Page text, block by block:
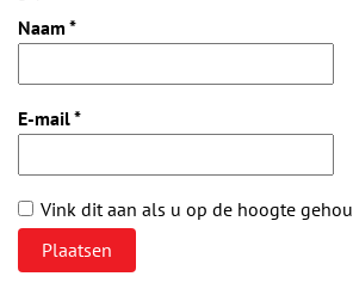
Naam *
E-mail*
Vink dit aan als u op de hoogte